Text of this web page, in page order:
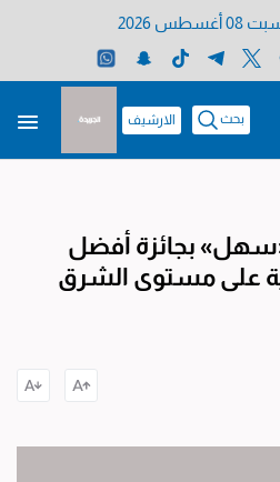
أغسطس 2026
بحث الارشيف
بجائزة أفضل
على مستوى الشرق